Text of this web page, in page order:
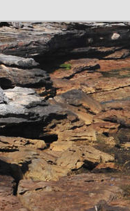
เครื่องพ่นห
One และ อ
พ่นหมอกควัน คุณภาพดี บริกา